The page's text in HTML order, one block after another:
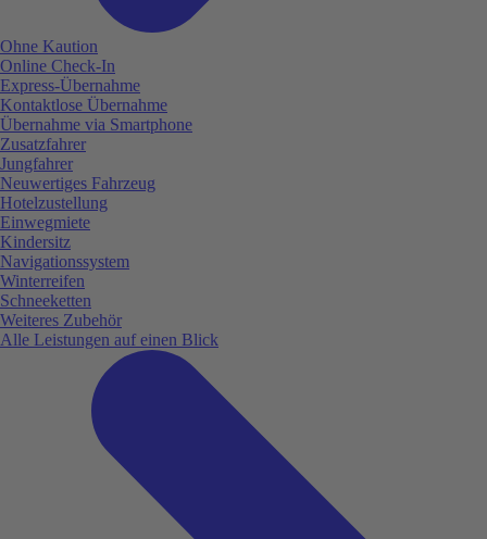
Ohne Kaution
Online Check-In
Express-Übernahme
Kontaktlose Übernahme
Übernahme via Smartphone
Zusatzfahrer
Jungfahrer
Neuwertiges Fahrzeug
Hotelzustellung
Einwegmiete
Kindersitz
Navigationssystem
Winterreifen
Schneeketten
Weiteres Zubehör
Alle Leistungen auf einen Blick